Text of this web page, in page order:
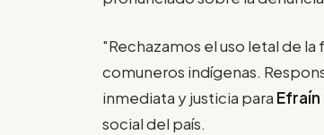
"Rechazamos el uso letal de
comuneros indígenas.
inmediata y justicia para Efraín
social del país.